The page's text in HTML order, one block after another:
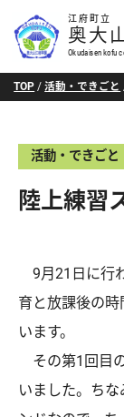
江府町立
奥大
Okudaisen kofu
TOP /活動・できごと
活動・できごと
陸上練習
9月21日に行
育と放課後の
います。
その第1回目
いました。ち